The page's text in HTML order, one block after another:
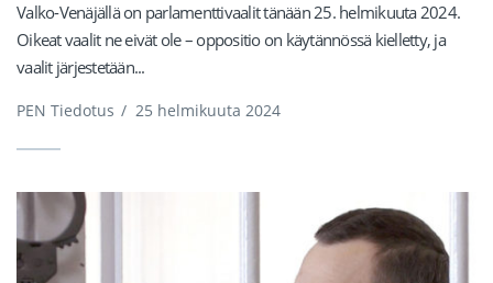
Valko-Venäjällä on parlamenttivaalit tänään 25. helmikuuta 2024.
Oikeat vaalit ne eivät ole – oppositio on käytännössä kielletty, ja
vaalit järjestetään...
PEN Tiedotus / 25 helmikuuta 2024